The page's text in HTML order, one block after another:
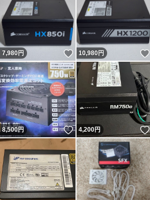
7,980円 いいね！
10,980円
8,500円 いいね！
4,200円